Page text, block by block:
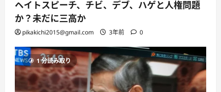
ヘイトスピーチ、チビ、デブ、ハゲと人権問題
か？未だに三高か
pikakichi2015@gmail.com 3年前 0
1 分読み取り